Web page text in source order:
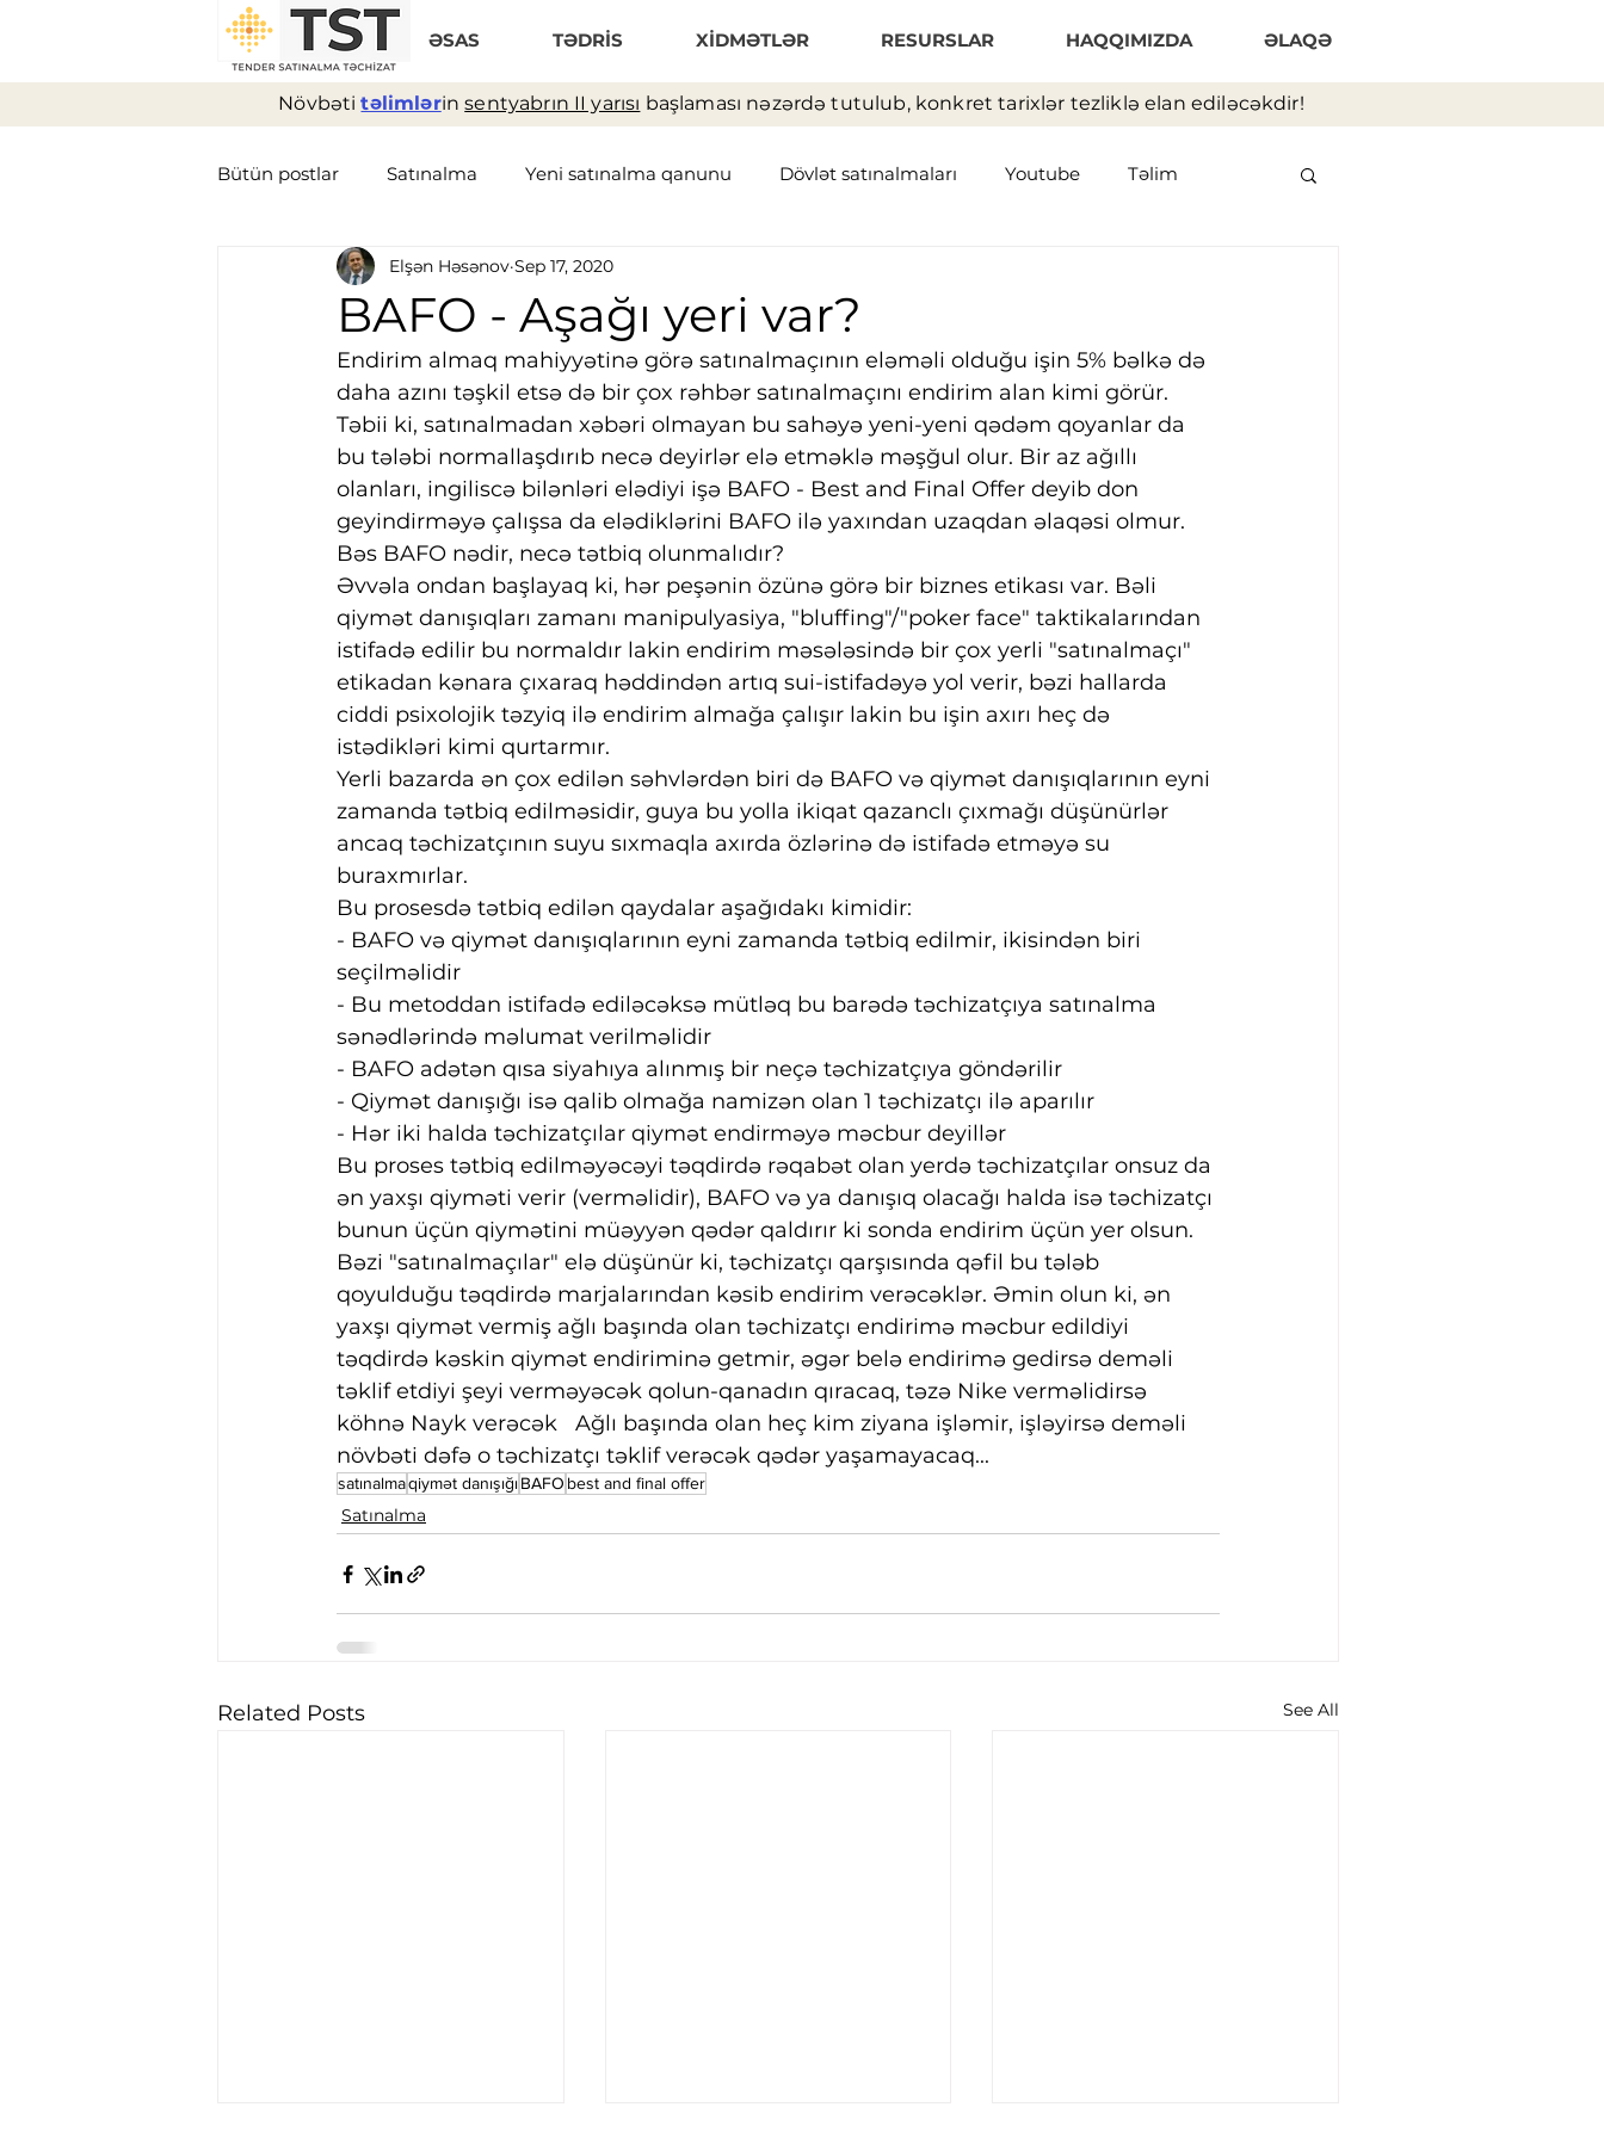
ƏSAS TƏDRİS XİDMƏTLƏR RESURSLAR HAQQIMIZDA ƏLAQƏ
Növbətitəlimlərinsentyabrın II yarısı başlaması nəzərdə tutulub, konkret tarixlər tezliklə elan ediləcəkdir!
Bütün postlar Satınalma Yeni satınalma qanunu Dövlət satınalmaları Youtube Təlim
Logistika Müqavilə Təchizat zənciri
BAFO - Aşağı yeri var?
Elşən Həsənov Sep 17, 2020
Endirim almaq mahiyyətinə görə satınalmaçının eləməli olduğu işin 5% bəlkə də
daha azını təşkil etsə də bir çox rəhbər satınalmaçını endirim alan kimi görür.
Təbii ki, satınalmadan xəbəri olmayan bu sahəyə yeni-yeni qədəm qoyanlar da
bu tələbi normallaşdırıb necə deyirlər elə etməklə məşğul olur. Bir az ağıllı
olanları, ingiliscə bilənləri elədiyi işə BAFO - Best and Final Offer deyib don
geyindirməyə çalışsa da elədiklərini BAFO ilə yaxından uzaqdan əlaqəsi olmur.
Bəs BAFO nədir, necə tətbiq olunmalıdır?
Əvvəla ondan başlayaq ki, hər peşənin özünə görə bir biznes etikası var. Bəli
qiymət danışıqları zamanı manipulyasiya, "bluffing"/"poker face" taktikalarından
istifadə edilir bu normaldır lakin endirim məsələsində bir çox yerli "satınalmaçı"
etikadan kənara çıxaraq həddindən artıq sui-istifadəyə yol verir, bəzi hallarda
ciddi psixolojik təzyiq ilə endirim almağa çalışır lakin bu işin axırı heç də
istədikləri kimi qurtarmır.
Yerli bazarda ən çox edilən səhvlərdən biri də BAFO və qiymət danışıqlarının eyni
zamanda tətbiq edilməsidir, guya bu yolla ikiqat qazanclı çıxmağı düşünürlər
ancaq təchizatçının suyu sıxmaqla axırda özlərinə də istifadə etməyə su
buraxmırlar.
Bu prosesdə tətbiq edilən qaydalar aşağıdakı kimidir:
- BAFO və qiymət danışıqlarının eyni zamanda tətbiq edilmir, ikisindən biri
seçilməlidir
- Bu metoddan istifadə ediləcəksə mütləq bu barədə təchizatçıya satınalma
sənədlərində məlumat verilməlidir
- BAFO adətən qısa siyahıya alınmış bir neçə təchizatçıya göndərilir
- Qiymət danışığı isə qalib olmağa namizən olan 1 təchizatçı ilə aparılır
- Hər iki halda təchizatçılar qiymət endirməyə məcbur deyillər
Bu proses tətbiq edilməyəcəyi təqdirdə rəqabət olan yerdə təchizatçılar onsuz da
ən yaxşı qiyməti verir (verməlidir), BAFO və ya danışıq olacağı halda isə təchizatçı
bunun üçün qiymətini müəyyən qədər qaldırır ki sonda endirim üçün yer olsun.
Bəzi "satınalmaçılar" elə düşünür ki, təchizatçı qarşısında qəfil bu tələb
qoyulduğu təqdirdə marjalarından kəsib endirim verəcəklər. Əmin olun ki, ən
yaxşı qiymət vermiş ağlı başında olan təchizatçı endirimə məcbur edildiyi
təqdirdə kəskin qiymət endiriminə getmir, əgər belə endirimə gedirsə deməli
təklif etdiyi şeyi verməyəcək qolun-qanadın qıracaq, təzə Nike verməlidirsə
köhnə Nayk verəcək   Ağlı başında olan heç kim ziyana işləmir, işləyirsə deməli
növbəti dəfə o təchizatçı təklif verəcək qədər yaşamayacaq...
satınalmaqiymət danışığıBAFO best and final offer
Satınalma
Related Posts See All